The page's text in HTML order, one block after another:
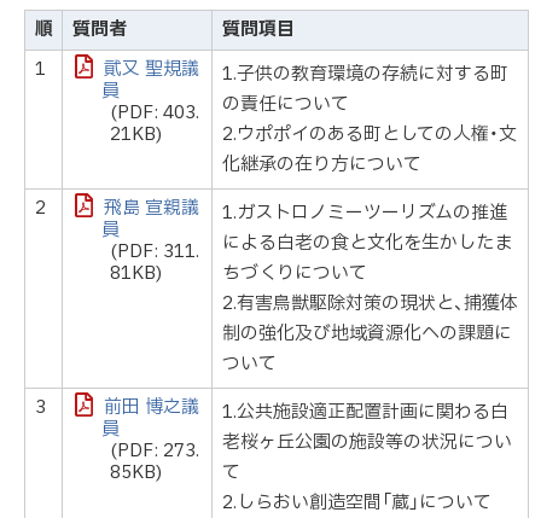
順
質問者
質問項目
1
貮又 聖規議
員
(PDF: 403.
21KB)
1.子供の教育環境の存続に対する町
の責任について
2.ウポポイのある町としての人権・文
化継承の在り方について
2
飛島 宣親議
員
(PDF: 311.
81KB)
1.ガストロノミーツーリズムの推進
による白老の食と文化を生かしたま
ちづくりについて
2.有害鳥獣駆除対策の現状と、捕獲体
制の強化及び地域資源化への課題に
ついて
3
前田 博之議
員
(PDF: 273.
85KB)
1.公共施設適正配置計画に関わる白
老桜ヶ丘公園の施設等の状況につい
て
2.しらおい創造空間「蔵」について